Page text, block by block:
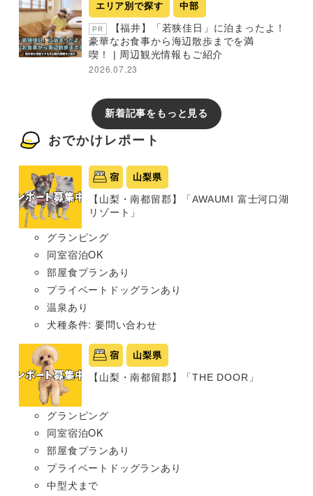
エリア別で探す 中部
PR
【福井】「若狭佳日」に泊まったよ！
豪華なお食事から海辺散歩までを満
喫！ | 周辺観光情報もご紹介
2026.07.23
新着記事をもっと見る
おでかけレポート
宿 山梨県
【山梨・南都留郡】「AWAUMI 富士河口湖
リゾート」
グランピング
同室宿泊OK
部屋食プランあり
プライベートドッグランあり
温泉あり
犬種条件: 要問い合わせ
宿 山梨県
【山梨・南都留郡】「THE DOOR」
グランピング
同室宿泊OK
部屋食プランあり
プライベートドッグランあり
中型犬まで